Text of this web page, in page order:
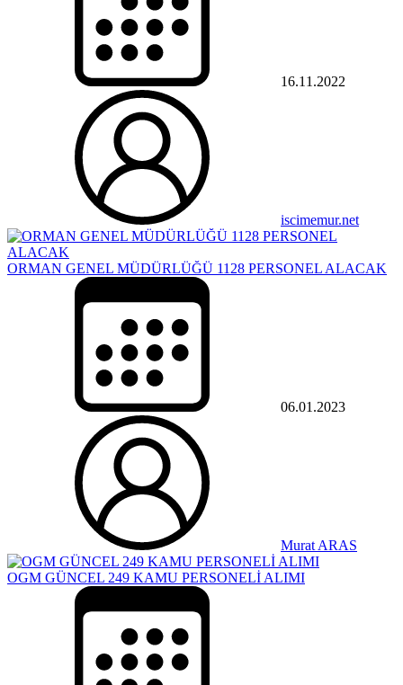
16.11.2022
iscimemur.net
ORMAN GENEL MÜDÜRLÜĞÜ 1128 PERSONEL ALACAK
06.01.2023
Murat ARAS
OGM GÜNCEL 249 KAMU PERSONELİ ALIMI